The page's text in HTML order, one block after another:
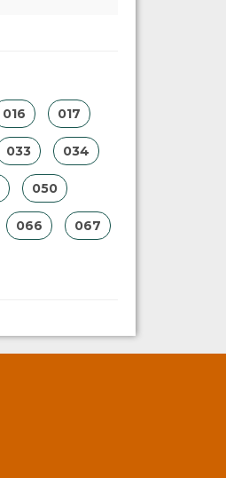
016 017
033 034
050
066 067